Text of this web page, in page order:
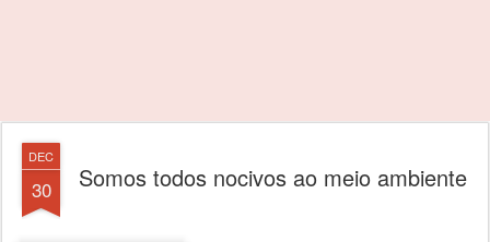
DEC
30 Somos todos nocivos ao meio ambiente